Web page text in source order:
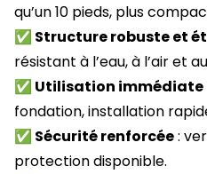
qu’un 10 pieds, plus
✅ Structure robuste et
résistant à l’eau, à l’air et
✅ Utilisation immédiate
fondation, installation
✅ Sécurité renforcée:
protection disponible.